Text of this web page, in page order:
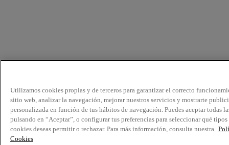
Utilizamos cookies propias y de terceros para garantizar el correcto
sitio web, analizar la navegación, mejorar nuestros servicios y mostrarte
personalizada en función de tus hábitos de navegación. Puedes aceptar todas
pulsando en “Aceptar”, o configurar tus preferencias para seleccionar qué tipos
cookies deseas permitir o rechazar. Para más información, consulta nuestra
Cookies